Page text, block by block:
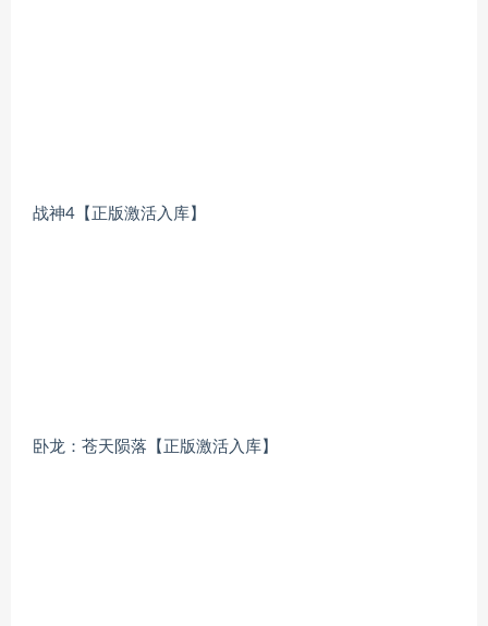
战神4【正版激活入库】
卧龙：苍天陨落【正版激活入库】